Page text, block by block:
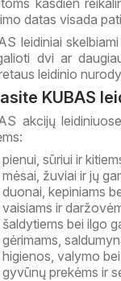
datas visada
leidiniai
dvi ar
leidinio
KUBAS
akcijų
pienui, sūriui ir
mėsai, žuviai ir jų
duonai, kepiniams
vaisiams ir
šaldytiems bei ilgo
gėrimams,
higienos, valymo
gyvūnų prekėms ir